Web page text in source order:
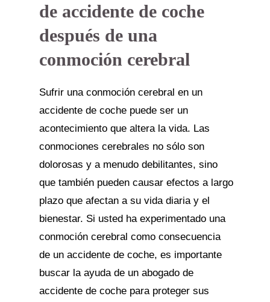
de accidente de coche
después de una
conmoción cerebral
Sufrir una conmoción cerebral en un
accidente de coche puede ser un
acontecimiento que altera la vida. Las
conmociones cerebrales no sólo son
dolorosas y a menudo debilitantes, sino
que también pueden causar efectos a largo
plazo que afectan a su vida diaria y el
bienestar. Si usted ha experimentado una
conmoción cerebral como consecuencia
de un accidente de coche, es importante
buscar la ayuda de un abogado de
accidente de coche para proteger sus